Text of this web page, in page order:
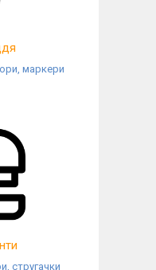
маркери
стругачки